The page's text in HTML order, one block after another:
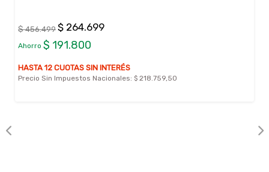
$ 456.499 $ 264.699
Ahorro $ 191.800
HASTA 12 CUOTAS SIN INTERÉS
Precio Sin Impuestos Nacionales: $ 218.759,50